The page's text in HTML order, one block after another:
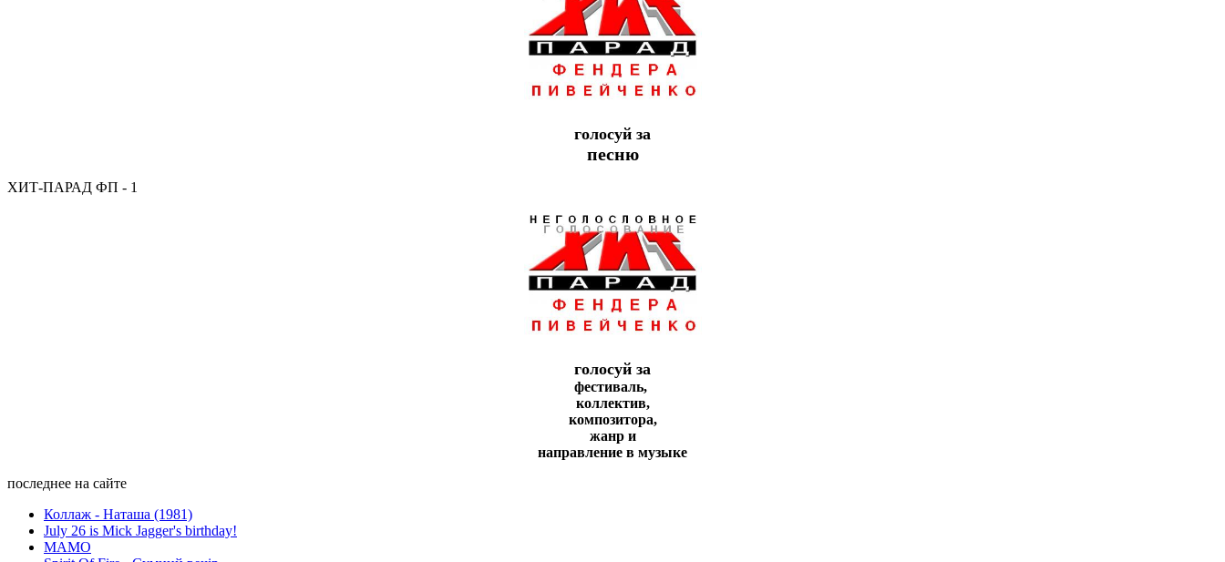
голосуй за
песню
ХИТ-ПАРАД ФП - 1
голосуй за
фестиваль,
коллeктив,
композитора,
жанр и
направление в музыке
последнее на сайте
Коллаж - Наташа (1981)
July 26 is Mick Jagger's birthday!
МАМО